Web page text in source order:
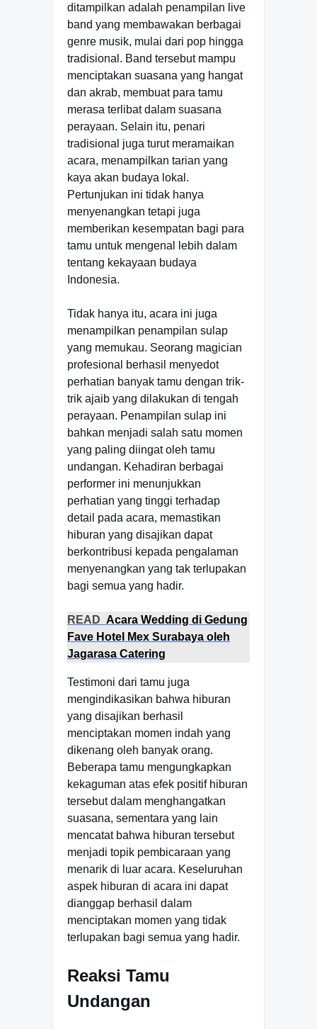
ditampilkan adalah penampilan live
band yang membawakan berbagai
genre musik, mulai dari pop hingga
tradisional. Band tersebut mampu
menciptakan suasana yang hangat
dan akrab, membuat para tamu
merasa terlibat dalam suasana
perayaan. Selain itu, penari
tradisional juga turut meramaikan
acara, menampilkan tarian yang
kaya akan budaya lokal.
Pertunjukan ini tidak hanya
menyenangkan tetapi juga
memberikan kesempatan bagi para
tamu untuk mengenal lebih dalam
tentang kekayaan budaya
Indonesia.
Tidak hanya itu, acara ini juga
menampilkan penampilan sulap
yang memukau. Seorang magician
profesional berhasil menyedot
perhatian banyak tamu dengan trik-
trik ajaib yang dilakukan di tengah
perayaan. Penampilan sulap ini
bahkan menjadi salah satu momen
yang paling diingat oleh tamu
undangan. Kehadiran berbagai
performer ini menunjukkan
perhatian yang tinggi terhadap
detail pada acara, memastikan
hiburan yang disajikan dapat
berkontribusi kepada pengalaman
menyenangkan yang tak terlupakan
bagi semua yang hadir.
READ Acara Wedding di Gedung
Fave Hotel Mex Surabaya oleh
Jagarasa Catering
Testimoni dari tamu juga
mengindikasikan bahwa hiburan
yang disajikan berhasil
menciptakan momen indah yang
dikenang oleh banyak orang.
Beberapa tamu mengungkapkan
kekaguman atas efek positif hiburan
tersebut dalam menghangatkan
suasana, sementara yang lain
mencatat bahwa hiburan tersebut
menjadi topik pembicaraan yang
menarik di luar acara. Keseluruhan
aspek hiburan di acara ini dapat
dianggap berhasil dalam
menciptakan momen yang tidak
terlupakan bagi semua yang hadir.
Reaksi Tamu
Undangan